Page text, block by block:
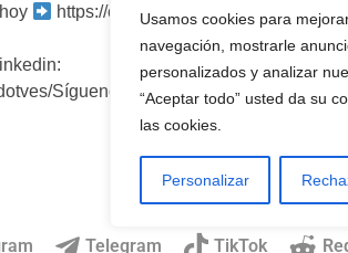
Usamos cookies para
navegación, mostrarle
personalizados y analizar
“Aceptar todo” usted da su
las cookies.
Personalizar
https://cutt.ly/MundoTV-
Síguenos en Telegram:
Telegram TikTok